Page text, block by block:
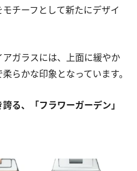
チーフとして新たにデザイ
ガラスには、上面に緩やか
らかな印象となっています。
る、「フラワーガーデン」